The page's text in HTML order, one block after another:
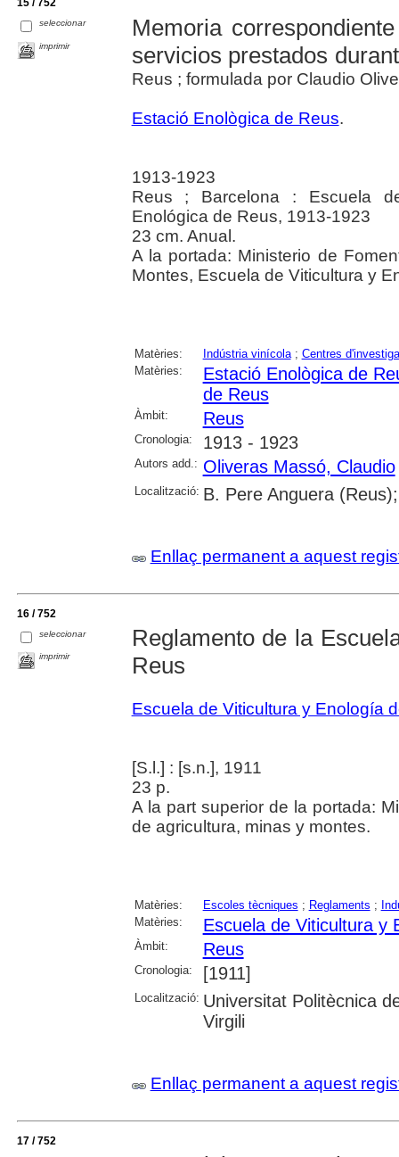
15 / 752
seleccionar
imprimir
Memoria
servicios prestados
Reus ; formulada por Claudio
Estació Enològica de Reus.
1913-1923
Reus ; Barcelona : Escuela
Enológica de Reus, 1913-1923
23 cm. Anual.
A la portada: Ministerio de
Montes, Escuela de Viticultura y
Matèries: Indústria vinícola; Centres
Matèries:
Estació Enològica de
de Reus
Àmbit: Reus
Cronologia: 1913 - 1923
Autors add.: Oliveras Massó, Claudio
Localització: B. Pere Anguera
Enllaç permanent a aquest
16 / 752
seleccionar
imprimir
Reglamento de la
Reus
Escuela de Viticultura y Enología
[S.l.] : [s.n.], 1911
23 p.
A la part superior de la portada:
de agricultura, minas y montes.
Matèries: Escoles tècniques ; Reglaments ;
Matèries:
Escuela de Viticultura y
Àmbit: Reus
Cronologia: [1911]
Localització: Universitat Politècnica
Virgili
Enllaç permanent a aquest
17 / 752